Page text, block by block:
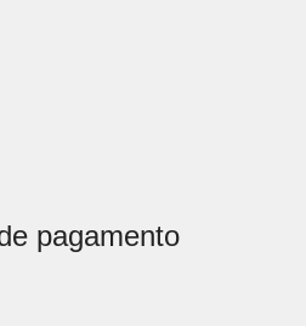
pagamento